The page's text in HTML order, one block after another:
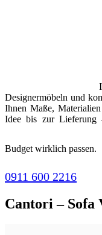
Designermöbeln und
Ihnen Maße,
Idee bis zur
Budget wirklich passen.
0911 600 2216
Cantori – Sofa